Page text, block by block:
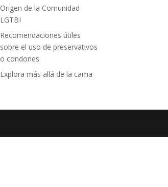
Origen de la Comunidad
LGTBI
Recomendaciones útiles
sobre el uso de preservativos
o condones
Explora más allá de la cama